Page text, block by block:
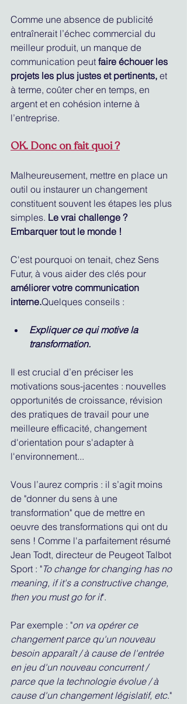
Comme une absence de publicité
entraînerait l’échec commercial du
meilleur produit, un manque de
communication peut faire échouer les
projets les plus justes et pertinents, et
à terme, coûter cher en temps, en
argent et en cohésion interne à
l’entreprise.
OK. Donc on fait quoi ?
Malheureusement, mettre en place un
outil ou instaurer un changement
constituent souvent les étapes les plus
simples. Le vrai challenge ?
Embarquer tout le monde !
C'est pourquoi on tenait, chez Sens
Futur, à vous aider des clés pour
améliorer votre communication
interne.Quelques conseils :
Expliquer ce qui motive la
transformation.
Il est crucial d’en préciser les
motivations sous-jacentes : nouvelles
opportunités de croissance, révision
des pratiques de travail pour une
meilleure efficacité, changement
d'orientation pour s'adapter à
l'environnement...
Vous l’aurez compris : il s’agit moins
de "donner du sens à une
transformation" que de mettre en
oeuvre des transformations qui ont du
sens ! Comme l'a parfaitement résumé
Jean Todt, directeur de Peugeot Talbot
Sport : "To change for changing has no
meaning, if it's a constructive change,
then you must go for it".
Par exemple : "on va opérer ce
changement parce qu'un nouveau
besoin apparaît / à cause de l'entrée
en jeu d'un nouveau concurrent /
parce que la technologie évolue / à
cause d'un changement législatif, etc."